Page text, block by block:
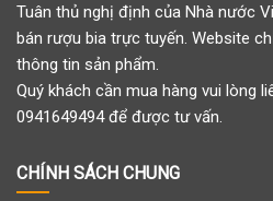
Tuân thủ nghị định của Nhà nước
bán rượu bia trực tuyến. Website
thông tin sản phẩm.
Quý khách cần mua hàng vui lòng
0941649494 để được tư vấn.
CHÍNH SÁCH CHUNG